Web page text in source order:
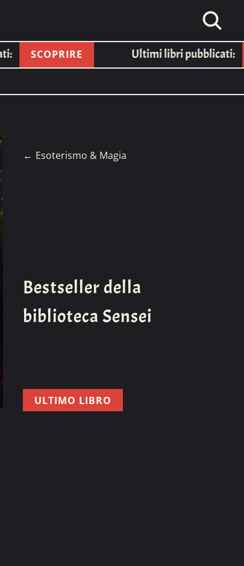
SCOPRIRE Ultimi libri pubblicati:
← Esoterismo & Magia
Bestseller della
biblioteca Sensei
ULTIMO LIBRO